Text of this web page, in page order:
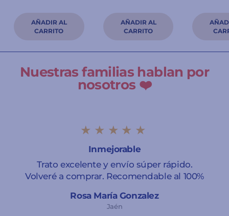
Nuestras familias hablan por
nosotros ❤️
★★★★★
Inmejorable
Trato excelente y envío súper rápido.
Volveré a comprar. Recomendable al 100%
Rosa María Gonzalez
Jaén